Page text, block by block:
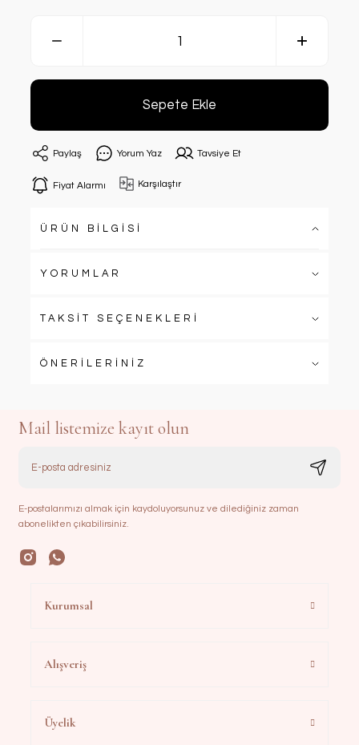
Sepete Ekle
Paylaş Yorum Yaz Tavsiye Et
Fiyat Alarmı Karşılaştır
ÜRÜN BİLGİSİ
YORUMLAR
TAKSİT SEÇENEKLERİ
ÖNERİLERİNİZ
Mail listemize kayıt olun
E-postalarımızı almak için kaydoluyorsunuz ve dilediğiniz zaman
abonelikten çıkabilirsiniz.
Kurumsal
Alışveriş
Üyelik